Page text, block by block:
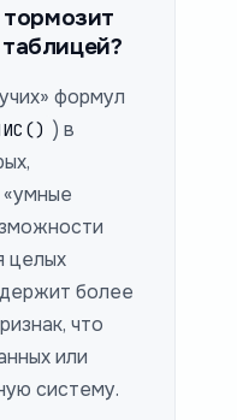
тормозит
формул
) в
целых
более
что
или
систему.